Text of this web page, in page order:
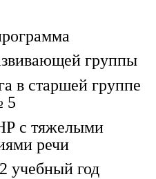
группы
в старшей группе
5
с тяжелыми
речи
учебный год